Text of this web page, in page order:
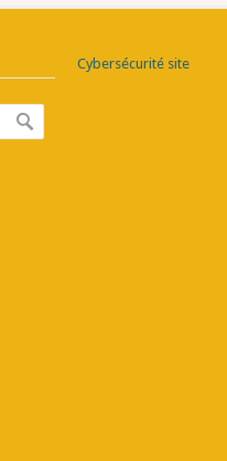
Cybersécurité site